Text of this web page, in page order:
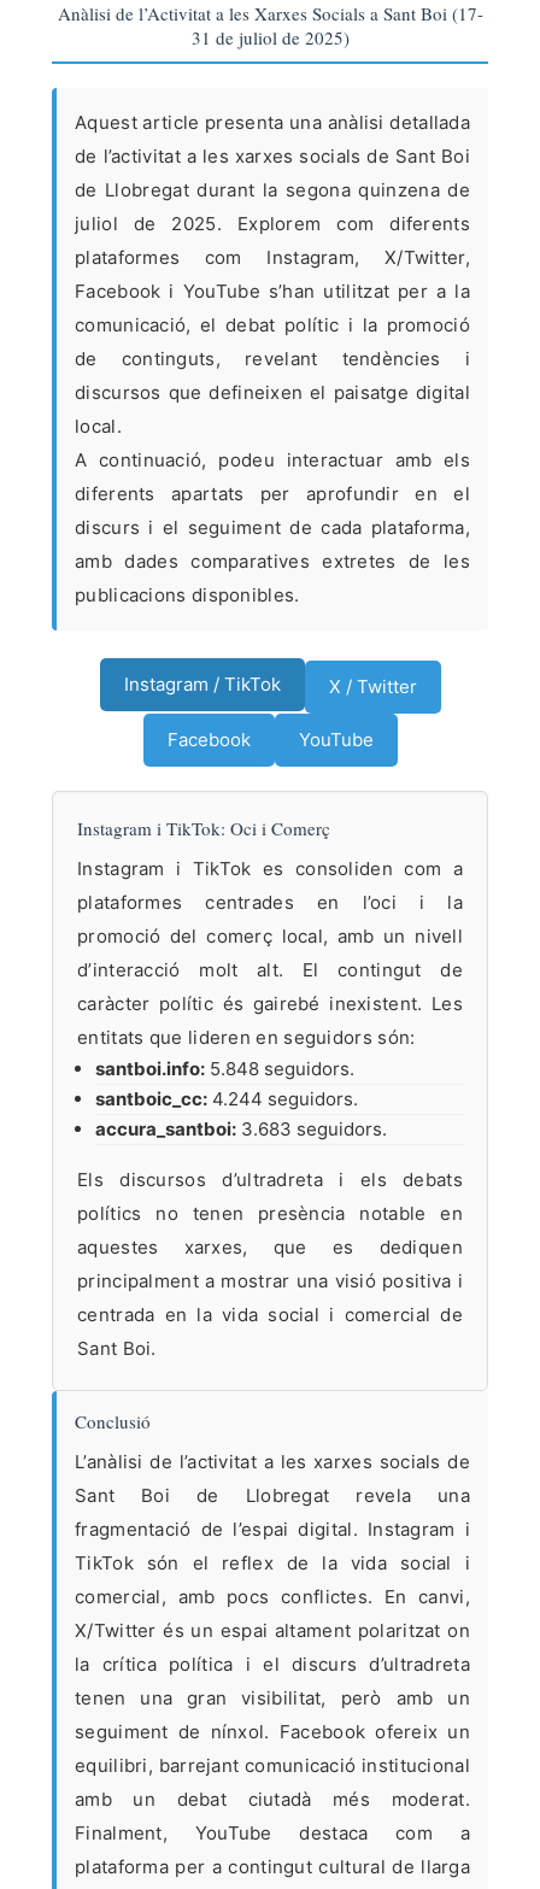
Anàlisi de l’Activitat a les Xarxes Socials a Sant Boi (17-
31 de juliol de 2025)
Aquest article presenta una anàlisi detallada
de l’activitat a les xarxes socials de Sant Boi
de Llobregat durant la segona quinzena de
juliol de 2025. Explorem com diferents
plataformes com Instagram, X/Twitter,
Facebook i YouTube s’han utilitzat per a la
comunicació, el debat polític i la promoció
de continguts, revelant tendències i
discursos que defineixen el paisatge digital
local.
A continuació, podeu interactuar amb els
diferents apartats per aprofundir en el
discurs i el seguiment de cada plataforma,
amb dades comparatives extretes de les
publicacions disponibles.
Instagram / TikTok X / Twitter
Facebook YouTube
Instagram i TikTok: Oci i Comerç
Instagram i TikTok es consoliden com a
plataformes centrades en l’oci i la
promoció del comerç local, amb un nivell
d’interacció molt alt. El contingut de
caràcter polític és gairebé inexistent. Les
entitats que lideren en seguidors són:
santboi.info: 5.848 seguidors.
santboic_cc: 4.244 seguidors.
accura_santboi: 3.683 seguidors.
Els discursos d’ultradreta i els debats
polítics no tenen presència notable en
aquestes xarxes, que es dediquen
principalment a mostrar una visió positiva i
centrada en la vida social i comercial de
Sant Boi.
Conclusió
L’anàlisi de l’activitat a les xarxes socials de
Sant Boi de Llobregat revela una
fragmentació de l’espai digital. Instagram i
TikTok són el reflex de la vida social i
comercial, amb pocs conflictes. En canvi,
X/Twitter és un espai altament polaritzat on
la crítica política i el discurs d’ultradreta
tenen una gran visibilitat, però amb un
seguiment de nínxol. Facebook ofereix un
equilibri, barrejant comunicació institucional
amb un debat ciutadà més moderat.
Finalment, YouTube destaca com a
plataforma per a contingut cultural de llarga